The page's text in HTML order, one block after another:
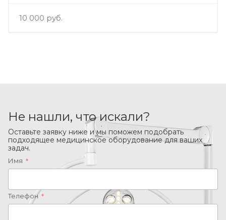
10 000 руб.
Не нашли, что искали?
Оставьте заявку ниже и мы поможем подобрать
подходящее медицинское оборудование для ваших
задач.
Имя *
Телефон *